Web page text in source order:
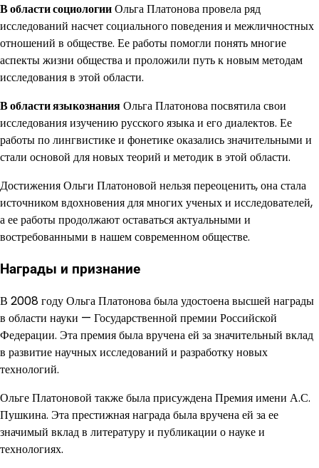
В области социологииОльга Платонова провела ряд
исследований насчет социального поведения и межличностных
отношений в обществе. Ее работы помогли понять многие
аспекты жизни общества и проложили путь к новым методам
исследования в этой области.
В области языкознанияОльга Платонова посвятила свои
исследования изучению русского языка и его диалектов. Ее
работы по лингвистике и фонетике оказались значительными и
стали основой для новых теорий и методик в этой области.
Достижения Ольги Платоновой нельзя переоценить, она стала
источником вдохновения для многих ученых и исследователей,
а ее работы продолжают оставаться актуальными и
востребованными в нашем современном обществе.
Награды и признание
В 2008 году Ольга Платонова была удостоена высшей награды
в области науки — Государственной премии Российской
Федерации. Эта премия была вручена ей за значительный вклад
в развитие научных исследований и разработку новых
технологий.
Ольге Платоновой также была присуждена Премия имени А.С.
Пушкина. Эта престижная награда была вручена ей за ее
значимый вклад в литературу и публикации о науке и
технологиях.